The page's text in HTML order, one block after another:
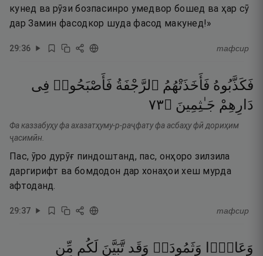
кунед ва рӯзи бозпасинро умедвор бошед ва ҳар сӯ
дар Замин фасодкор шуда фасод макунед!»
29:36 тафсир
فَكَذَّبُوهُ فَأَخَذَتْهُمُ ٱلرَّجْفَةُ فَأَصْبَحُوا۟ فِى
دَارِهِمْ جَـٰثِمِينَ ۝٣٧
Фа каззабуҳу фа ахазатҳуму-р-раҷфату фа асбаҳу фӣ дориҳим
ҷасимӣн.
Пас, ӯро дурӯғ пиндоштанд, пас, онҳоро зилзила
даргирифт ва бомдодон дар хонаҳои хеш мурда
афтоданд.
29:37 тафсир
وَعَادًۭا وَثَمُودَا۟ وَقَد تَّبَيَّنَ لَكُم مِّن